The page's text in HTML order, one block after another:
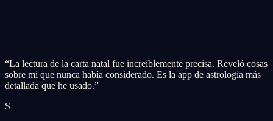
“La lectura de la carta natal fue increíblemente precisa. Reveló cosas
sobre mí que nunca había considerado. Es la app de astrología más
detallada que he usado.”
S